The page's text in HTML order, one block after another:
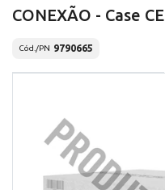
CONEXÃO - Case CE
Cód./PN 9790665